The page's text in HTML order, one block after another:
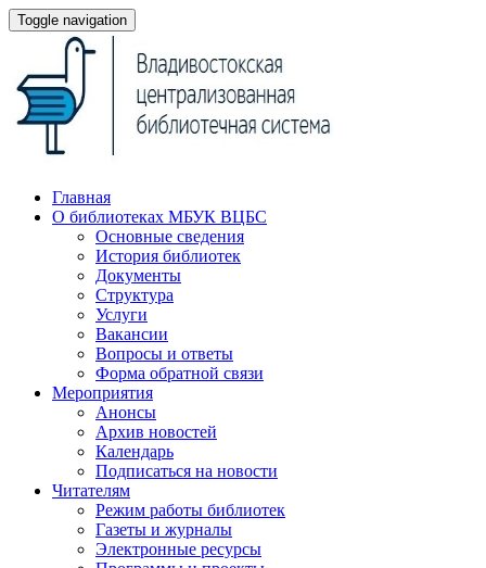
Toggle navigation
Главная
О библиотеках МБУК ВЦБС
Основные сведения
История библиотек
Документы
Структура
Услуги
Вакансии
Вопросы и ответы
Форма обратной связи
Мероприятия
Анонсы
Архив новостей
Календарь
Подписаться на новости
Читателям
Режим работы библиотек
Газеты и журналы
Электронные ресурсы